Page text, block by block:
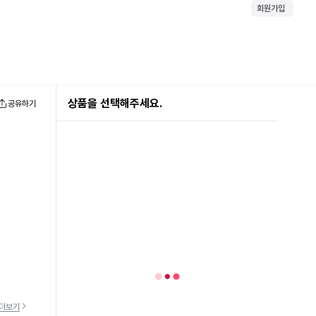
회원가입
공유하기
보기
상품을 선택해주세요.